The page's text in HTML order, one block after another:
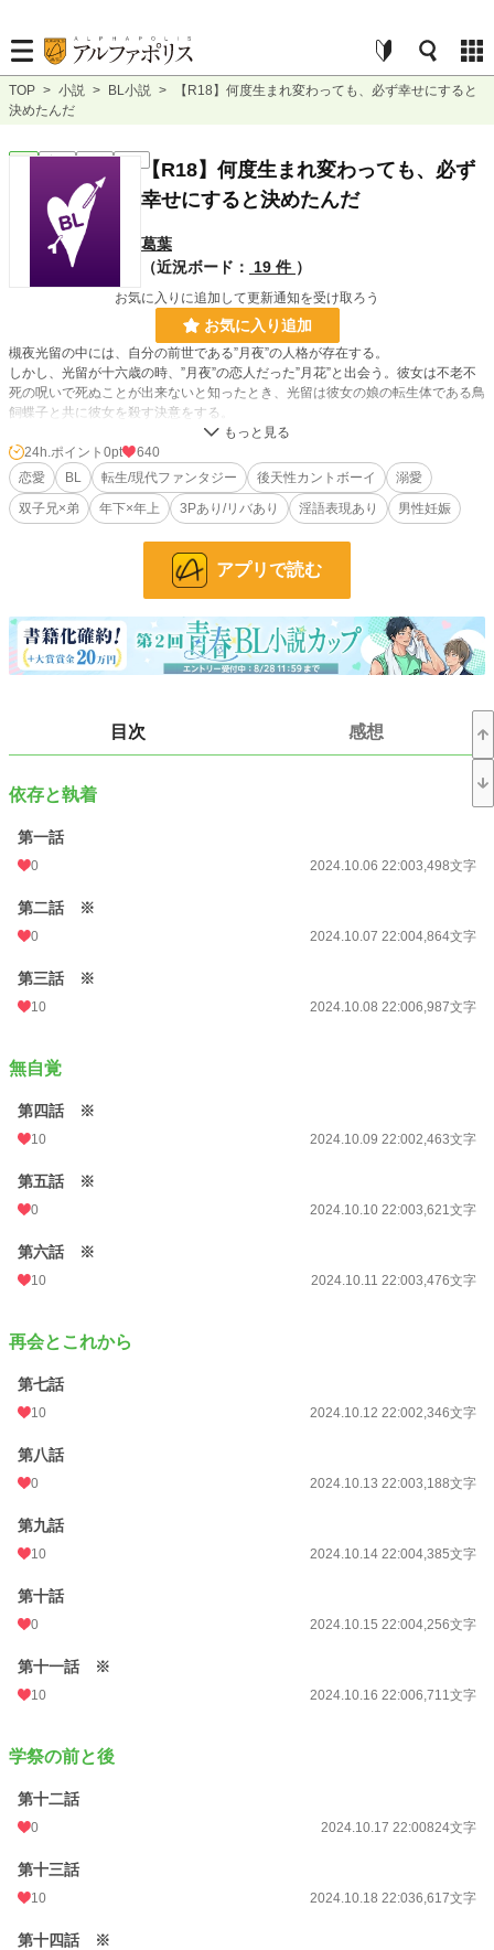
TOP > 小説 > BL小説 >
【R18】何度生まれ変わっても、必ず幸せにすると
決めたんだ
BL 完結 長編
【R18】何度生まれ変わっても、必ず
幸せにすると決めたんだ
葛葉
（近況ボード：
19 件 ）
お気に入りに追加して更新通知を受け取ろう
お気に入り追加
槻夜光留の中には、自分の前世である”月夜”の人格が存在する。
しかし、光留が十六歳の時、”月夜”の恋人だった”月花”と出会う。彼女は不老不
死の呪いで死ぬことが出来ないと知ったとき、光留は彼女の娘の転生体である鳥
飼蝶子と共に彼女を殺す決意をする。
そして、彼女を”月夜”の元へ還そうとするものの、月夜が月花と共に逝くには光
留が道連れとなる。
彼の魂は守り人になったことと初恋に敗れた傷心により深く傷ついていた。
月夜も月花も光留が犠牲になることは望んでいなかったが、光留は月夜たちと共
に逝くことを受け入れる。
決め、転生の輪へと入っていった。
そうして生まれ変わると月夜と光留は双子の兄弟に。月花は男に生まれ変わって
小説 228,585 位 / 228,585 件
初回完結日時
週間ポイント
月間ポイント
24h.ポイント 0pt
640
恋愛
BL 転生/現代ファンタジー 後天性カントボーイ
溺愛
双子兄×弟
年下×年上 3Pあり/リバあり 淫語表現あり 男性妊娠
アプリで読む
目次 感想
依存と執着
第一話
0 2024.10.06 22:003,498文字
第二話 ※
0 2024.10.07 22:004,864文字
第三話 ※
10 2024.10.08 22:006,987文字
無自覚
第四話 ※
10 2024.10.09 22:002,463文字
第五話 ※
0 2024.10.10 22:003,621文字
第六話 ※
10 2024.10.11 22:003,476文字
再会とこれから
第七話
10 2024.10.12 22:002,346文字
第八話
0 2024.10.13 22:003,188文字
第九話
10 2024.10.14 22:004,385文字
第十話
0 2024.10.15 22:004,256文字
第十一話 ※
10 2024.10.16 22:006,711文字
学祭の前と後
第十二話
0 2024.10.17 22:00824文字
第十三話
10 2024.10.18 22:036,617文字
第十四話 ※